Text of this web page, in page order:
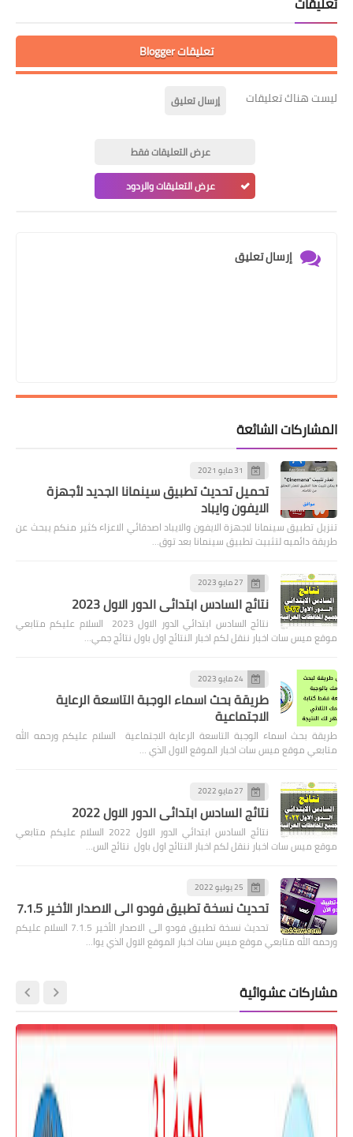
تعليقات Blogger
ليست هناك تعليقات إرسال تعليق
عرض التعليقات فقط
عرض التعليقات والردود
إرسال تعليق
المشاركات الشائعة
31 مايو 2021
تحميل تحديث تطبيق سينمانا الجديد لأجهزة
الايفون وايباد
تنزيل تطبيق سينمانا لاجهزة الايفون والايباد اصدقائي الاعزاء كثير منكم يبحث عن
طريقة دائميه لتثبيت تطبيق سينمانا بعد توق…
27 مايو 2023
نتائج السادس ابتدائي الدور الاول 2023
نتائج السادس ابتدائي الدور الاول 2023 السلام عليكم متابعي
موقع ميس سات اخبار ننقل لكم اخبار النتائج اول باول نتائج جمي…
24 مايو 2023
طريقة بحث اسماء الوجبة التاسعة الرعاية
الاجتماعية
طريقة بحث اسماء الوجبة التاسعة الرعاية الاجتماعية السلام عليكم ورحمه الله
متابعي موقع ميس سات اخبار الموقع الاول الذي …
27 مايو 2022
نتائج السادس ابتدائي الدور الاول 2022
نتائج السادس ابتدائي الدور الاول 2022 السلام عليكم متابعي
موقع ميس سات اخبار ننقل لكم اخبار النتائج اول باول نتائج الس…
25 يوليو 2022
تحديث نسخة تطبيق فودو الى الاصدار الأخير 7.1.5
تحديث نسخة تطبيق فودو الى الاصدار الأخير 7.1.5 السلام عليكم
ورحمه الله متابعي موقع ميس سات اخبار الموقع الاول الذي يوا…
مشاركات عشوائية